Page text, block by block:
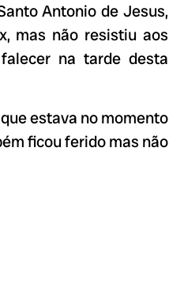
Antonio de Jesus,
mas não resistiu aos
na tarde desta
estava no momento
ficou ferido mas não